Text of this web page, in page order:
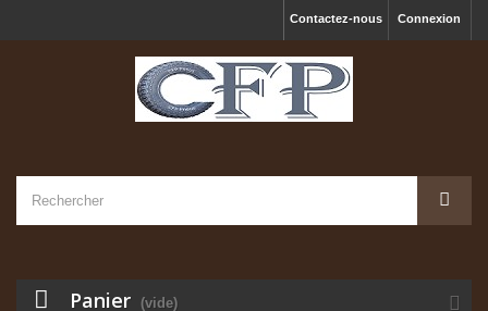
Connexion
Contactez-nous
Panier (vide)